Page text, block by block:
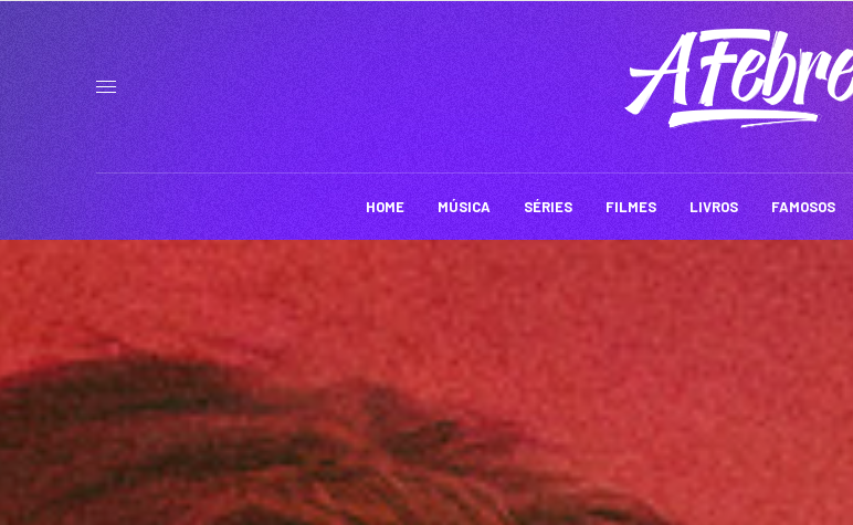
HOME MÚSICA SÉRIES FILMES LIVROS FAMOSOS